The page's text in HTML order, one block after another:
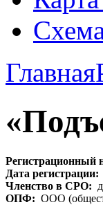
Главная
Регистрационный
Дата регистрации:
Членство в СРО:
ОПФ: ООО